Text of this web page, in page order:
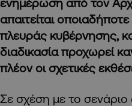
απαιτείται
πλευράς κυβέρνησης,
διαδικασία προχωρεί
πλέον οι σχετικές
Σε σχέση με το σενάριο